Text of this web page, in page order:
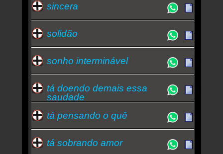
sincera
solidão
sonho interminável
tá doendo demais essa
saudade
tá pensando o quê
tá sobrando amor